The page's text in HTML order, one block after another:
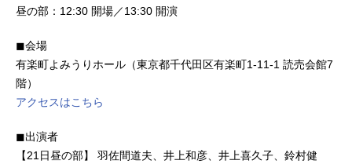
昼の部：12:30 開場／13:30 開演
◼︎会場
有楽町よみうりホール（東京都千代田区有楽町1-11-1 読売会館7
階）
アクセスはこちら
◼︎出演者
【21日昼の部】 羽佐間道夫、井上和彦、井上喜久子、鈴村健